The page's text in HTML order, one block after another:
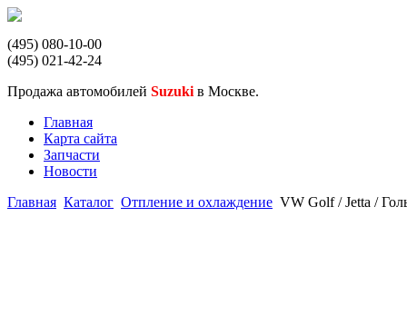
(495) 080-10-00
(495) 021-42-24
Продажа автомобилей Suzuki в Москве.
Главная
Карта сайта
Запчасти
Новости
Главная Каталог Отпление и охлаждение VW Golf / Jetta /